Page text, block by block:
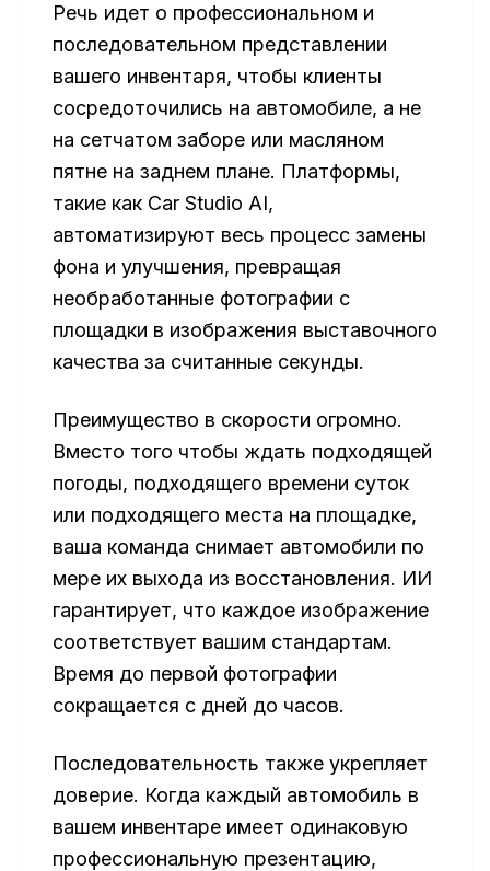
Речь идет о профессиональном и
последовательном представлении
вашего инвентаря, чтобы клиенты
сосредоточились на автомобиле, а не
на сетчатом заборе или масляном
пятне на заднем плане. Платформы,
такие как Car Studio AI,
автоматизируют весь процесс замены
фона и улучшения, превращая
необработанные фотографии с
площадки в изображения выставочного
качества за считанные секунды.
Преимущество в скорости огромно.
Вместо того чтобы ждать подходящей
погоды, подходящего времени суток
или подходящего места на площадке,
ваша команда снимает автомобили по
мере их выхода из восстановления. ИИ
гарантирует, что каждое изображение
соответствует вашим стандартам.
Время до первой фотографии
сокращается с дней до часов.
Последовательность также укрепляет
доверие. Когда каждый автомобиль в
вашем инвентаре имеет одинаковую
профессиональную презентацию,